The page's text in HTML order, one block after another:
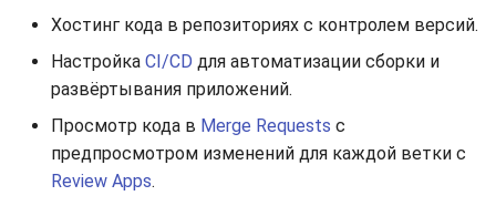
Хостинг кода в репозиториях с контролем версий.
Настройка CI/CD для автоматизации сборки и
развёртывания приложений.
Просмотр кода в Merge Requests с
предпросмотром изменений для каждой ветки с
Review Apps.